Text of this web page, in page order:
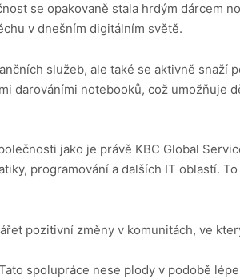
se opakovaně stala hrdým dárcem
v dnešním digitálním světě.
služeb, ale také se aktivně snaží
darováními notebooků, což umožňuje
jako je právě KBC Global
programování a dalších IT oblastí.
pozitivní změny v komunitách, ve
spolupráce nese plody v podobě